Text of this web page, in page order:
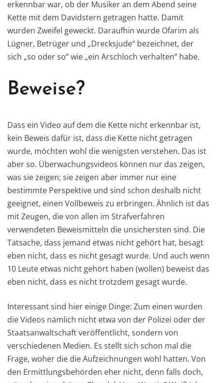
erkennbar war, ob der Musiker an dem Abend seine
Kette mit dem Davidstern getragen hatte. Damit
wurden Zweifel geweckt. Daraufhin wurde Ofarim als
Lügner, Betrüger und „Drecksjude“ bezeichnet, der
sich „so oder so“ wie „ein Arschloch verhalten“ habe.
Beweise?
Dass ein Video auf dem die Kette nicht erkennbar ist,
kein Beweis dafür ist, dass die Kette nicht getragen
wurde, möchten wohl die wenigsten verstehen. Das ist
aber so. Überwachungsvideos können nur das zeigen,
was sie zeigen; sie zeigen aber immer nur eine
bestimmte Perspektive und sind schon deshalb nicht
geeignet, einen Vollbeweis zu erbringen. Ähnlich ist das
mit Zeugen, die von allen im Strafverfahren
verwendeten Beweismitteln die unsichersten sind. Die
Tatsache, dass jemand etwas nicht gehört hat, besagt
eben nicht, dass es nicht gesagt wurde. Und auch wenn
10 Leute etwas nicht gehört haben (wollen) beweist das
eben nicht, dass es nicht trotzdem gesagt wurde.
Interessant sind hier einige Dinge: Zum einen wurden
die Videos nämlich nicht etwa von der Polizei oder der
Staatsanwaltschaft veröffentlicht, sondern von
verschiedenen Medien. Es stellt sich schon mal die
Frage, woher die die Aufzeichnungen wohl hatten. Von
den Ermittlungsbehörden eher nicht, denn falls doch,